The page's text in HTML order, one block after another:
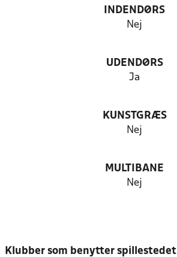
INDENDØRS
Nej
UDENDØRS
Ja
KUNSTGRÆS
Nej
MULTIBANE
Nej
Klubber som benytter spillestedet